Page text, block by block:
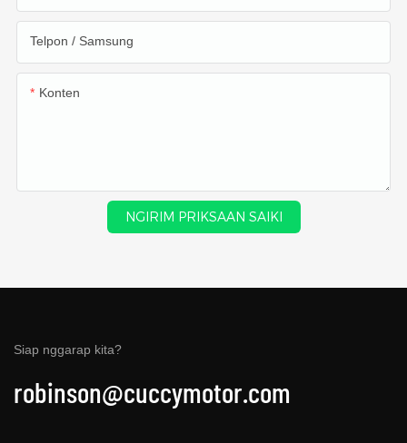
Telpon / Samsung
Konten
NGIRIM PRIKSAAN SAIKI
Siap nggarap kita?
robinson@cuccymotor.com